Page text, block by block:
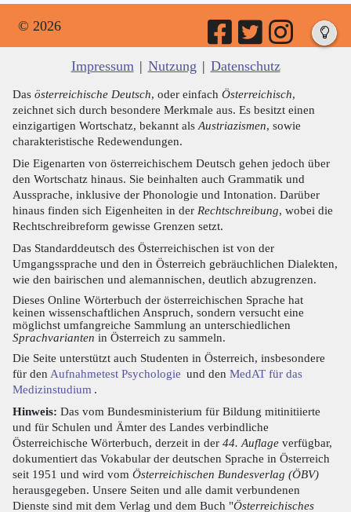
© 2026
Impressum | Nutzung | Datenschutz
Das österreichische Deutsch, oder einfach Österreichisch,
zeichnet sich durch besondere Merkmale aus. Es besitzt einen
einzigartigen Wortschatz, bekannt als Austriazismen, sowie
charakteristische Redewendungen.
Die Eigenarten von österreichischem Deutsch gehen jedoch über
den Wortschatz hinaus. Sie beinhalten auch Grammatik und
Aussprache, inklusive der Phonologie und Intonation. Darüber
hinaus finden sich Eigenheiten in der Rechtschreibung, wobei die
Rechtschreibreform gewisse Grenzen setzt.
Das Standarddeutsch des Österreichischen ist von der
Umgangssprache und den in Österreich gebräuchlichen Dialekten,
wie den bairischen und alemannischen, deutlich abzugrenzen.
Dieses Online Wörterbuch der österreichischen Sprache hat
keinen wissenschaftlichen Anspruch, sondern versucht eine
möglichst umfangreiche Sammlung an unterschiedlichen
Sprachvarianten in Österreich zu sammeln.
Die Seite unterstützt auch Studenten in Österreich, insbesondere
für den Aufnahmetest Psychologie und den MedAT für das
Medizinstudium .
Hinweis: Das vom Bundesministerium für Bildung mitinitiierte
und für Schulen und Ämter des Landes verbindliche
Österreichische Wörterbuch, derzeit in der 44. Auflage verfügbar,
dokumentiert das Vokabular der deutschen Sprache in Österreich
seit 1951 und wird vom Österreichischen Bundesverlag (ÖBV)
herausgegeben. Unsere Seiten und alle damit verbundenen
Dienste sind mit dem Verlag und dem Buch "Österreichisches